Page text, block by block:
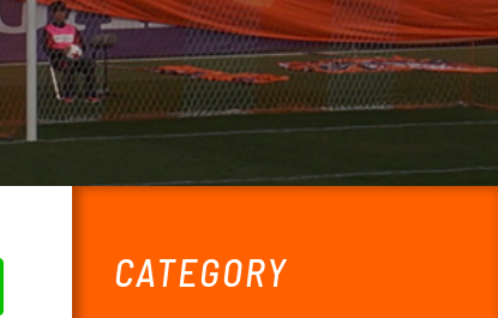
CATEGORY